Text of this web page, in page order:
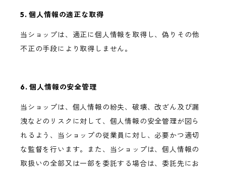
5. 個人情報の適正な取得
当ショップは、適正に個人情報を取得し、偽りその他
不正の手段により取得しません。
6. 個人情報の安全管理
当ショップは、個人情報の紛失、破壊、改ざん及び漏
洩などのリスクに対して、個人情報の安全管理が図ら
れるよう、当ショップの従業員に対し、必要かつ適切
な監督を行います。また、当ショップは、個人情報の
取扱いの全部又は一部を委託する場合は、委託先にお